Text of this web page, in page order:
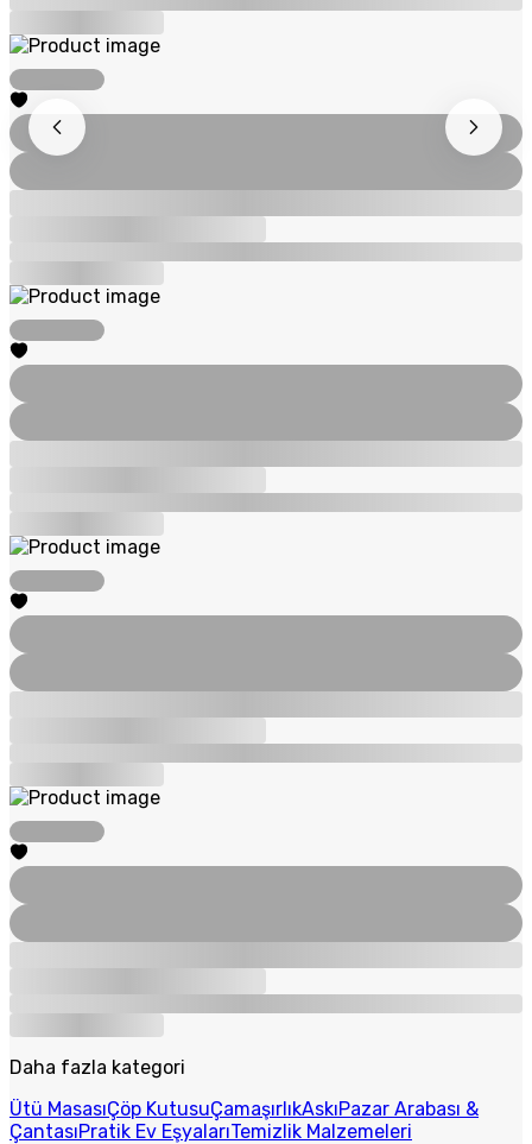
Daha fazla kategori
Ütü MasasıÇöp KutusuÇamaşırlıkAskıPazar Arabası &
ÇantasıPratik Ev EşyalarıTemizlik Malzemeleri